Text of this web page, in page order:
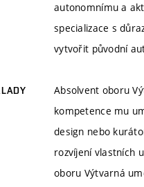
autonomnímu a
specializace s
vytvořit původní
Absolvent oboru
kompetence mu
design nebo
rozvíjení vlastních
oboru Výtvarná